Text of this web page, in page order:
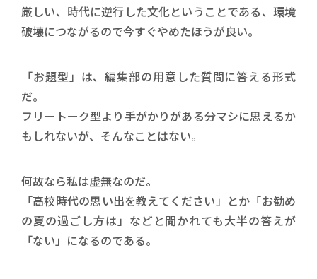
厳しい、時代に逆行した文化ということである、環境
破壊につながるので今すぐやめたほうが良い。
「お題型」は、編集部の用意した質問に答える形式
だ。
フリートーク型より手がかりがある分マシに思えるか
もしれないが、そんなことはない。
何故なら私は虚無なのだ。
「高校時代の思い出を教えてください」とか「お勧め
の夏の過ごし方は」などと聞かれても大半の答えが
「ない」になるのである。